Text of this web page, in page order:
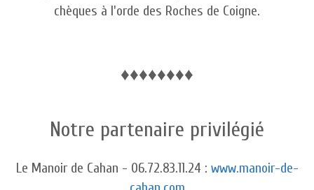
chèques à l'orde des Roches de Coigne.
♦♦♦♦♦♦♦♦
Notre partenaire privilégié
Le Manoir de Cahan - 06.72.83.11.24 : www.manoir-de-